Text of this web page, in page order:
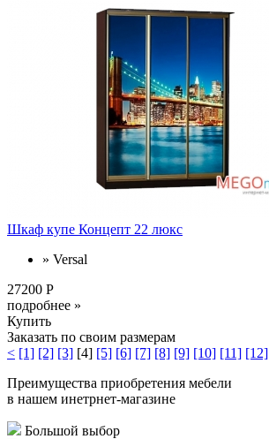
Шкаф купе Концепт 22 люкс
» Versal
27200 Р
подробнее »
Купить
Заказать по своим размерам
< [1] [2] [3] [4] [5] [6] [7] [8] [9] [10] [11] [12]
Преимущества приобретения мебели
в нашем инетрнет-магазине
Большой выбор